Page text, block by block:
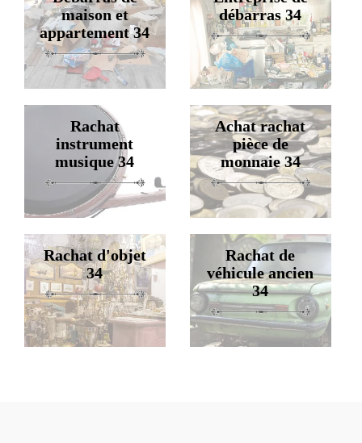
maison et
appartement 34
débarras 34
Rachat
instrument
musique 34
Achat rachat
pièce de
monnaie 34
Rachat d'objet
34
Rachat de
véhicule ancien
34